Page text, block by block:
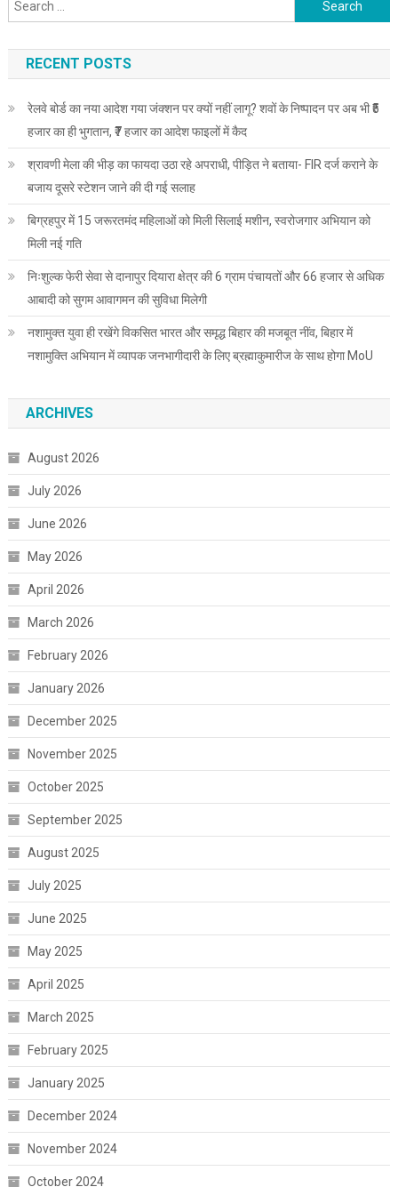
RECENT POSTS
रेलवे बोर्ड का नया आदेश गया जंक्शन पर क्यों नहीं लागू? शवों के निष्पादन पर अब भी ₹5
हजार का ही भुगतान, ₹7 हजार का आदेश फाइलों में कैद
श्रावणी मेला की भीड़ का फायदा उठा रहे अपराधी, पीड़ित ने बताया- FIR दर्ज कराने के
बजाय दूसरे स्टेशन जाने की दी गई सलाह
बिग्रहपुर में 15 जरूरतमंद महिलाओं को मिली सिलाई मशीन, स्वरोजगार अभियान को
मिली नई गति
निःशुल्क फेरी सेवा से दानापुर दियारा क्षेत्र की 6 ग्राम पंचायतों और 66 हजार से अधिक
आबादी को सुगम आवागमन की सुविधा मिलेगी
नशामुक्त युवा ही रखेंगे विकसित भारत और समृद्ध बिहार की मजबूत नींव, बिहार में
नशामुक्ति अभियान में व्यापक जनभागीदारी के लिए ब्रह्माकुमारीज के साथ होगा MoU
ARCHIVES
August 2026
July 2026
June 2026
May 2026
April 2026
March 2026
February 2026
January 2026
December 2025
November 2025
October 2025
September 2025
August 2025
July 2025
June 2025
May 2025
April 2025
March 2025
February 2025
January 2025
December 2024
November 2024
October 2024